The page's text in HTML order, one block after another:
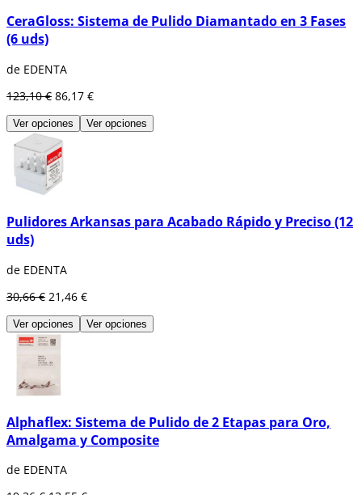
CeraGloss: Sistema de Pulido Diamantado en 3 Fases
(6 uds)
de EDENTA
123,10 € 86,17 €
Ver opciones Ver opciones
Pulidores Arkansas para Acabado Rápido y Preciso (12
uds)
de EDENTA
30,66 € 21,46 €
Ver opciones Ver opciones
Alphaflex: Sistema de Pulido de 2 Etapas para Oro,
Amalgama y Composite
de EDENTA